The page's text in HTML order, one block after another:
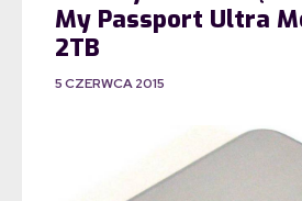
My Passport Ultra
2TB
5 CZERWCA 2015